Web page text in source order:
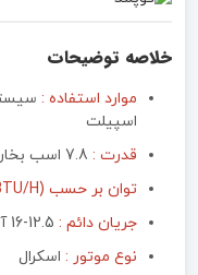
خلاصه توضیحات
موارد استفاده :
اسپیلت
قدرت : 7.8 اسب بخار
توان بر حسب (BTU/H) :
جریان دائم : 12.5-16 آمپر
نوع موتور :‌ اسکرال